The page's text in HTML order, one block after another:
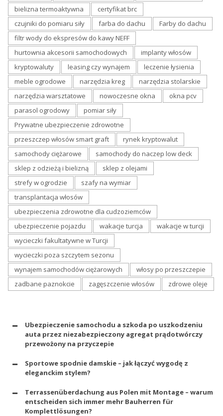
bielizna termoaktywna
certyfikat brc
czujniki do pomiaru siły
farba do dachu
Farby do dachu
filtr wody do ekspresów do kawy NEFF
hurtownia akcesorii samochodowych
implanty włosów
kryptowaluty
leasing czy wynajem
leczenie łysienia
meble ogrodowe
narzędzia kreg
narzędzia stolarskie
narzędzia warsztatowe
nowoczesne okna
okna pcv
parasol ogrodowy
pomiar siły
Prywatne ubezpieczenie zdrowotne
przeszczep włosów smart graft
rynek kryptowalut
samochody ciężarowe
samochody do naczep low deck
sklep z odzieżą i bielizną
sklep z olejami
strefy w ogrodzie
szafy na wymiar
transplantacja włosów
ubezpieczenia zdrowotne dla cudzoziemców
ubezpieczenie pojazdu
wakacje turcja
wakacje w turcji
wycieczki fakultatywne w Turcji
wycieczki poza szczytem sezonu
wynajem samochodów ciężarowych
włosy po przeszczepie
zadbane paznokcie
zagęszczenie włosów zdrowe oleje
Ubezpieczenie samochodu a szkoda po uszkodzeniu
auta przez niezabezpieczony agregat prądotwórczy
przewożony na przyczepie
Sportowe spodnie damskie – jak łączyć wygodę z
eleganckim stylem?
Terrassenüberdachung aus Polen mit Montage – warum
entscheiden sich immer mehr Bauherren für
Komplettlösungen?